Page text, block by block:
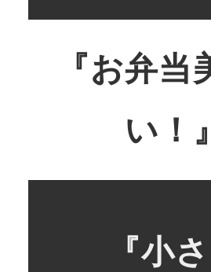
『お弁当
い！』
『小